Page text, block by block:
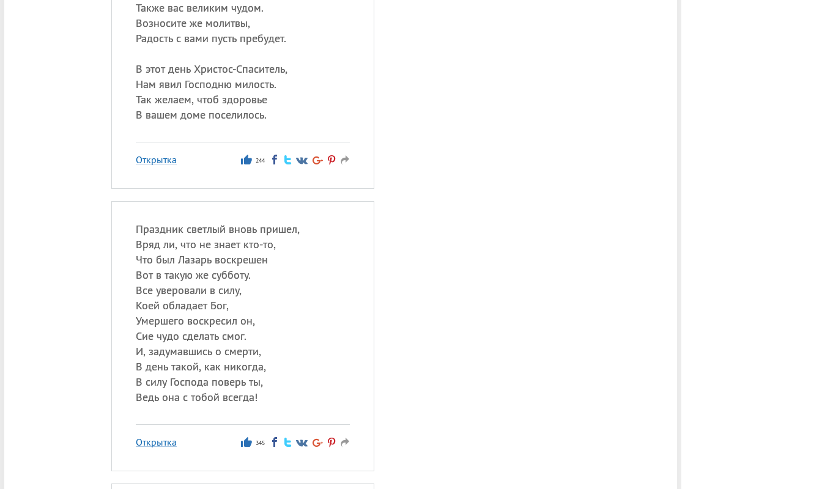
Также вас великим чудом.
Возносите же молитвы,
Радость с вами пусть пребудет.
В этот день Христос-Спаситель,
Нам явил Господню милость.
Так желаем, чтоб здоровье
В вашем доме поселилось.
Открытка 244
Праздник светлый вновь пришел,
Вряд ли, что не знает кто-то,
Что был Лазарь воскрешен
Вот в такую же субботу.
Все уверовали в силу,
Коей обладает Бог,
Умершего воскресил он,
Сие чудо сделать смог.
И, задумавшись о смерти,
В день такой, как никогда,
В силу Господа поверь ты,
Ведь она с тобой всегда!
Открытка 345